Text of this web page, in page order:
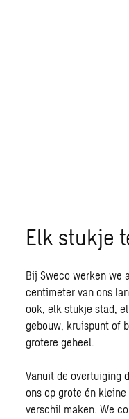
Elk stukje
Bij Sweco werken we
centimeter van ons
ook, elk stukje stad,
gebouw, kruispunt of
grotere geheel.
Vanuit de overtuiging
ons op grote én
verschil maken. We